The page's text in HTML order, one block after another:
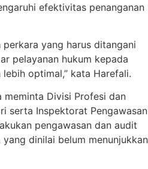
efektivitas penanganan
perkara yang harus ditangani
pelayanan hukum kepada
optimal,” kata Harefali.
meminta Divisi Profesi dan
serta Inspektorat Pengawasan
pengawasan dan audit
dinilai belum menunjukkan